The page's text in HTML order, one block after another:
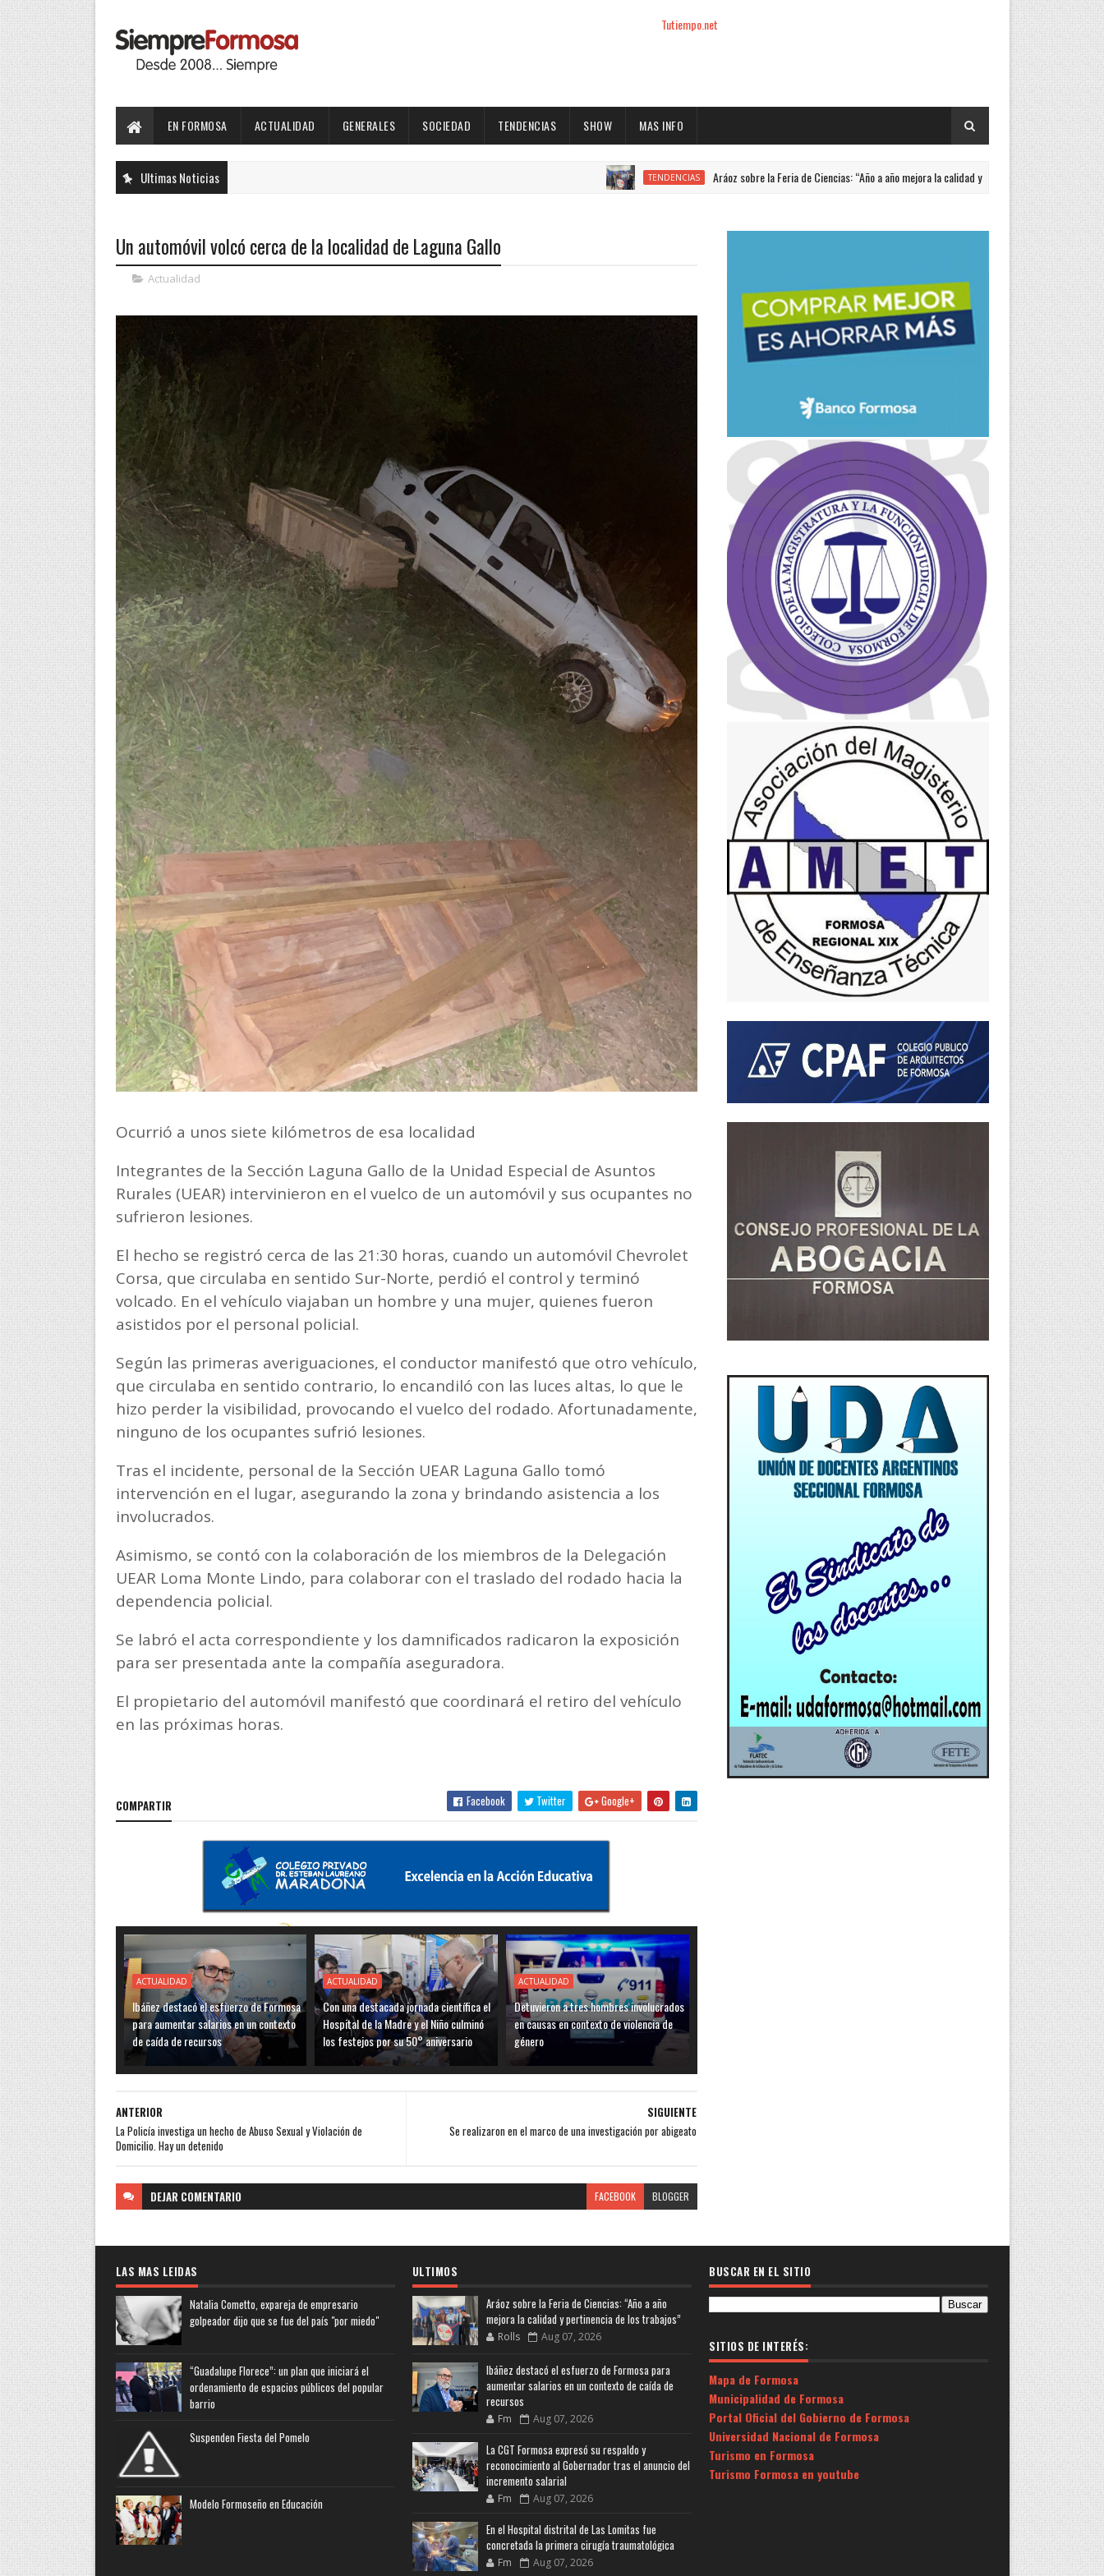
Tutiempo.net
EN FORMOSA ACTUALIDAD GENERALES SOCIEDAD TENDENCIAS SHOW MAS INFO
Ultimas Noticias TENDENCIAS Aráoz sobre la Feria de Ciencias: “Año a año mejora la calidad y pertinencia de los trabajos”
Un automóvil volcó cerca de la localidad de Laguna Gallo
Actualidad
Ocurrió a unos siete kilómetros de esa localidad
Integrantes de la Sección Laguna Gallo de la Unidad Especial de Asuntos
Rurales (UEAR) intervinieron en el vuelco de un automóvil y sus ocupantes no
sufrieron lesiones.
El hecho se registró cerca de las 21:30 horas, cuando un automóvil Chevrolet
Corsa, que circulaba en sentido Sur-Norte, perdió el control y terminó
volcado. En el vehículo viajaban un hombre y una mujer, quienes fueron
asistidos por el personal policial.
Según las primeras averiguaciones, el conductor manifestó que otro vehículo,
que circulaba en sentido contrario, lo encandiló con las luces altas, lo que le
hizo perder la visibilidad, provocando el vuelco del rodado. Afortunadamente,
ninguno de los ocupantes sufrió lesiones.
Tras el incidente, personal de la Sección UEAR Laguna Gallo tomó
intervención en el lugar, asegurando la zona y brindando asistencia a los
involucrados.
Asimismo, se contó con la colaboración de los miembros de la Delegación
UEAR Loma Monte Lindo, para colaborar con el traslado del rodado hacia la
dependencia policial.
Se labró el acta correspondiente y los damnificados radicaron la exposición
para ser presentada ante la compañía aseguradora.
El propietario del automóvil manifestó que coordinará el retiro del vehículo
en las próximas horas.
COMPARTIR Facebook Twitter Google+
ACTUALIDAD
Ibáñez destacó el esfuerzo de Formosa
para aumentar salarios en un contexto
de caída de recursos
ACTUALIDAD
Con una destacada jornada científica el
Hospital de la Madre y el Niño culminó
los festejos por su 50° aniversario
ACTUALIDAD
Detuvieron a tres hombres involucrados
en causas en contexto de violencia de
género
SIGUIENTE
Se realizaron en el marco de una investigación por abigeato
ANTERIOR
La Policía investiga un hecho de Abuso Sexual y Violación de
Domicilio. Hay un detenido
DEJAR COMENTARIO FACEBOOK BLOGGER
LAS MAS LEIDAS
Natalia Cometto, expareja de empresario
golpeador dijo que se fue del país "por miedo"
“Guadalupe Florece”: un plan que iniciará el
ordenamiento de espacios públicos del popular
barrio
Suspenden Fiesta del Pomelo
Modelo Formoseño en Educación
ULTIMOS
Aráoz sobre la Feria de Ciencias: “Año a año
mejora la calidad y pertinencia de los trabajos”
Rolls Aug 07, 2026
Ibáñez destacó el esfuerzo de Formosa para
aumentar salarios en un contexto de caída de
recursos
Fm Aug 07, 2026
La CGT Formosa expresó su respaldo y
reconocimiento al Gobernador tras el anuncio del
incremento salarial
Fm Aug 07, 2026
En el Hospital distrital de Las Lomitas fue
concretada la primera cirugía traumatológica
Fm Aug 07, 2026
BUSCAR EN EL SITIO
SITIOS DE INTERÉS:
Mapa de Formosa
Municipalidad de Formosa
Portal Oficial del Gobierno de Formosa
Universidad Nacional de Formosa
Turismo en Formosa
Turismo Formosa en youtube